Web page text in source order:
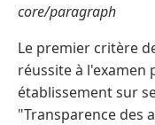
core/paragraph
Le premier critère
réussite à l'examen
établissement sur
"Transparence des